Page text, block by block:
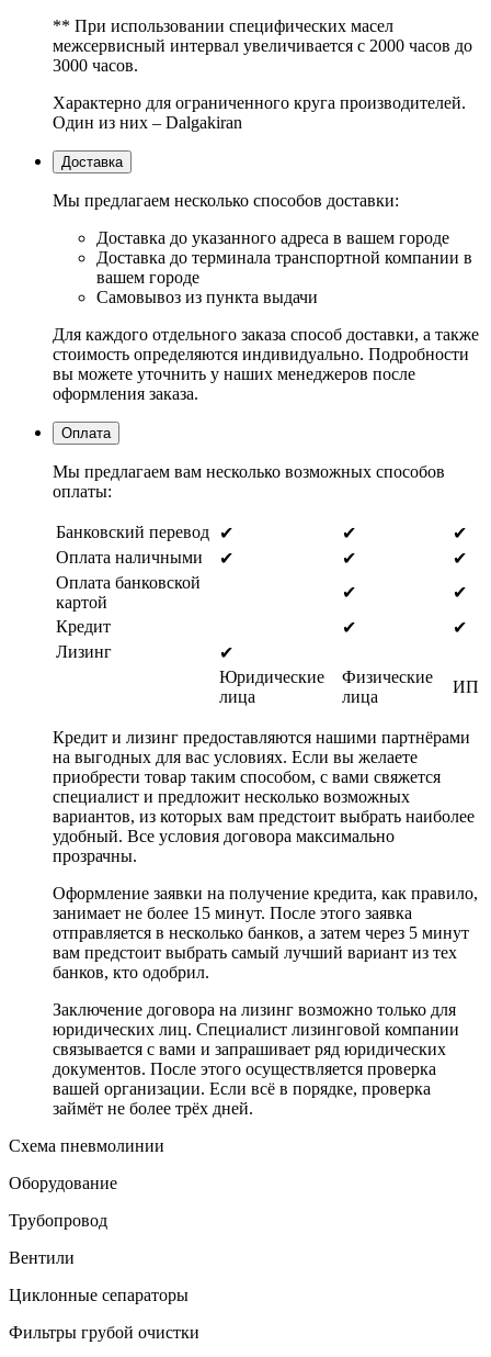
** При использовании специфических масел
межсервисный интервал увеличивается с 2000 часов до
3000 часов.
Характерно для ограниченного круга производителей.
Один из них – Dalgakiran
Доставка
Мы предлагаем несколько способов доставки:
Доставка до указанного адреса в вашем городе
Доставка до терминала транспортной компании в
вашем городе
Самовывоз из пункта выдачи
Для каждого отдельного заказа способ доставки, а также
стоимость определяются индивидуально. Подробности
вы можете уточнить у наших менеджеров после
оформления заказа.
Оплата
Мы предлагаем вам несколько возможных способов
оплаты:
Банковский перевод ✔ ✔
✔
Оплата наличными
✔ ✔
✔
Оплата банковской
картой
✔
✔
Кредит
✔
✔
Лизинг
✔
Юридические
лица
Физические
лица
ИП
Кредит и лизинг предоставляются нашими партнёрами
на выгодных для вас условиях. Если вы желаете
приобрести товар таким способом, с вами свяжется
специалист и предложит несколько возможных
вариантов, из которых вам предстоит выбрать наиболее
удобный. Все условия договора максимально
прозрачны.
Оформление заявки на получение кредита, как правило,
занимает не более 15 минут. После этого заявка
отправляется в несколько банков, а затем через 5 минут
вам предстоит выбрать самый лучший вариант из тех
банков, кто одобрил.
Заключение договора на лизинг возможно только для
юридических лиц. Специалист лизинговой компании
связывается с вами и запрашивает ряд юридических
документов. После этого осуществляется проверка
вашей организации. Если всё в порядке, проверка
займёт не более трёх дней.
Схема пневмолинии
Оборудование
Трубопровод
Вентили
Циклонные сепараторы
Фильтры грубой очистки